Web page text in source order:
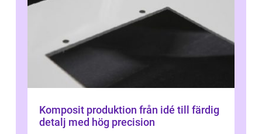
Komposit produktion från idé till färdig
detalj med hög precision